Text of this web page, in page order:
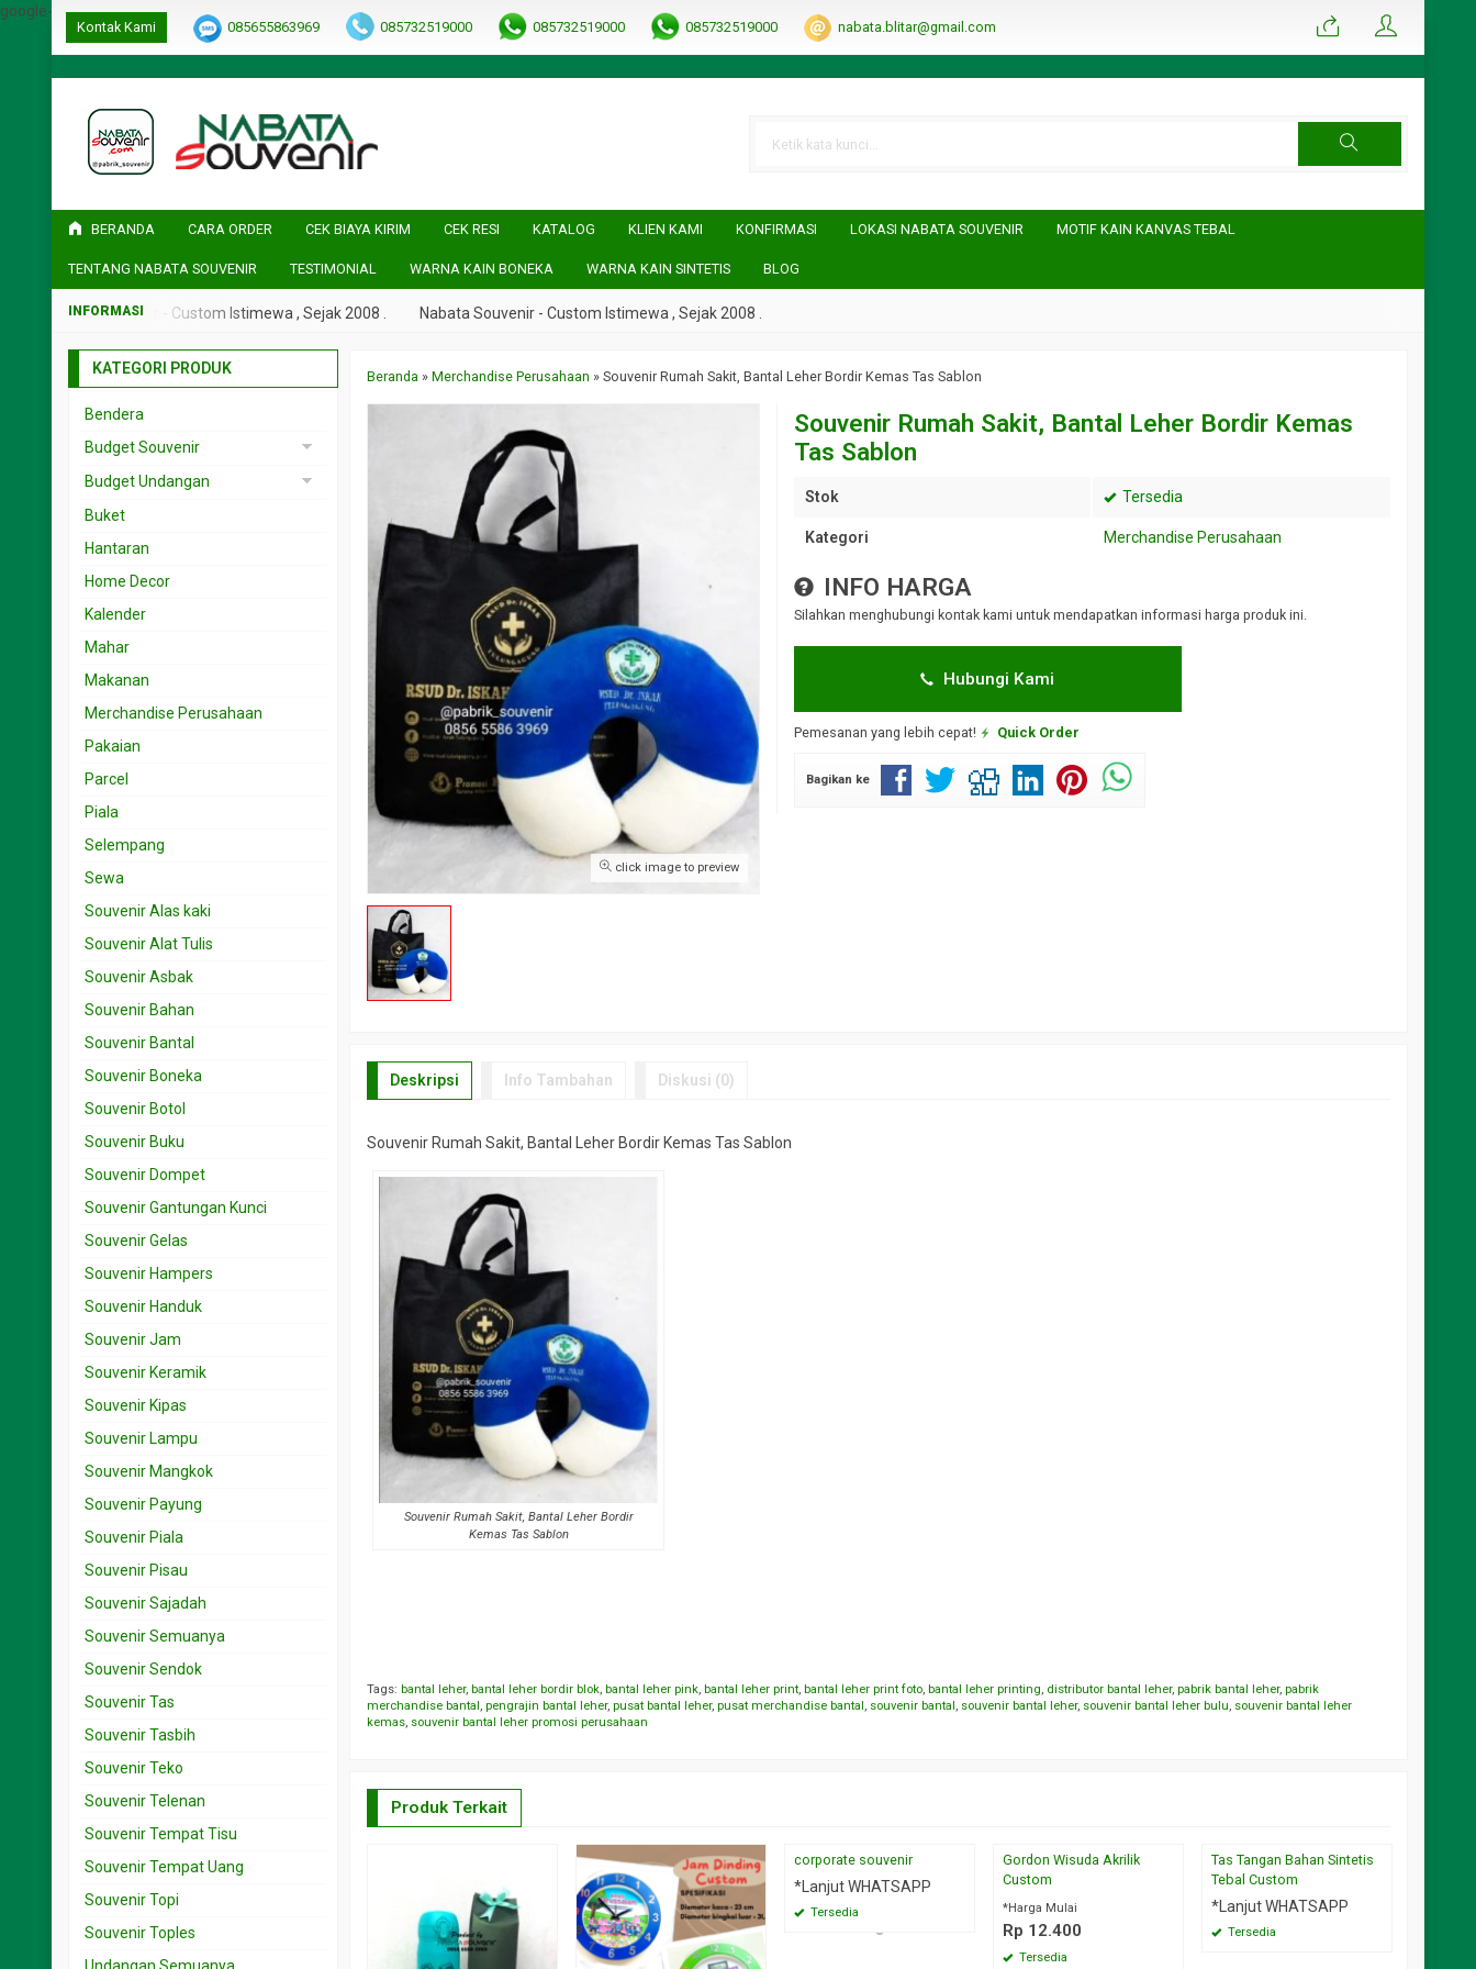
google-site-verification=ulGFAYaRwT3xFs4fCyDEYtZPCSlyYvbOPvhRRObUW-A
Kontak Kami 085655863969 085732519000 085732519000 085732519000 nabata.blitar@gmail.com
BERANDA CARA ORDER CEK BIAYA KIRIM CEK RESI KATALOG KLIEN KAMI KONFIRMASI LOKASI NABATA SOUVENIR MOTIF KAIN KANVAS TEBAL
TENTANG NABATA SOUVENIR TESTIMONIAL WARNA KAIN BONEKA WARNA KAIN SINTETIS BLOG
Nabata Souvenir - Custom Istimewa , Sejak 2008 . Nabata Souvenir - Custom Istimewa , Sejak 2008 .
Beranda »Merchandise Perusahaan »Souvenir Rumah Sakit, Bantal Leher Bordir Kemas Tas Sablon
click image to preview
Souvenir Rumah Sakit, Bantal Leher Bordir Kemas
Tas Sablon
Stok Tersedia
Kategori Merchandise Perusahaan
INFO HARGA
Silahkan menghubungi kontak kami untuk mendapatkan informasi harga produk ini.
Hubungi Kami
Pemesanan yang lebih cepat! Quick Order
Bagikan ke
Deskripsi Info Tambahan Diskusi (0)
Souvenir Rumah Sakit, Bantal Leher Bordir Kemas Tas Sablon
Souvenir Rumah Sakit, Bantal Leher Bordir
Kemas Tas Sablon
Tags: bantal leher, bantal leher bordir blok, bantal leher pink, bantal leher print, bantal leher print foto, bantal leher printing, distributor bantal leher,pabrik bantal leher,pabrik
merchandise bantal ,pengrajin bantal leher,pusat bantal leher,pusat merchandise bantal ,souvenir bantal ,souvenir bantal leher,souvenir bantal leher bulu,souvenir bantal leher
kemas,souvenir bantal leher promosi perusahaan
Produk Terkait
corporate souvenir
*Lanjut WHATSAPP
Tersedia
Gordon Wisuda Akrilik
Custom
*Harga Mulai
Rp 12.400
Tersedia
Tas Tangan Bahan Sintetis
Tebal Custom
*Lanjut WHATSAPP
Tersedia
KATEGORI PRODUK
Bendera
Budget Souvenir
Souvenir < 5rb
Souvenir 15.001 < 25 rb
Souvenir 25.001 < 50 rb
Souvenir 5.001 < 15 rb
Souvenir 50.001 < 100 rb
Budget Undangan
Undangan 1rb – 2rb
Undangan 2.001- 3rb
Undangan 3.001 – 5rb
Undangan 5.001 – 10rb
Undangan 501-999
Buket
Hantaran
Home Decor
Kalender
Mahar
Makanan
Merchandise Perusahaan
Pakaian
Parcel
Piala
Selempang
Sewa
Souvenir Alas kaki
Souvenir Alat Tulis
Souvenir Asbak
Souvenir Bahan
Souvenir Bantal
Souvenir Boneka
Souvenir Botol
Souvenir Buku
Souvenir Dompet
Souvenir Gantungan Kunci
Souvenir Gelas
Souvenir Hampers
Souvenir Handuk
Souvenir Jam
Souvenir Keramik
Souvenir Kipas
Souvenir Lampu
Souvenir Mangkok
Souvenir Payung
Souvenir Piala
Souvenir Pisau
Souvenir Sajadah
Souvenir Semuanya
Souvenir Sendok
Souvenir Tas
Souvenir Tasbih
Souvenir Teko
Souvenir Telenan
Souvenir Tempat Tisu
Souvenir Tempat Uang
Souvenir Topi
Souvenir Toples